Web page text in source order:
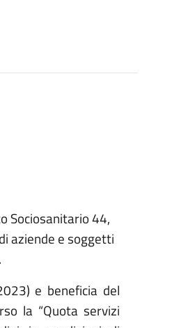
Sociosanitario 44,
aziende e soggetti
.
e beneficia del
la “Quota servizi